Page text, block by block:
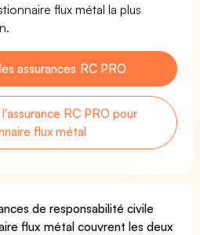
flux métal la plus
assurances RC PRO
RC PRO pour
flux métal
de responsabilité civile
flux métal couvrent les deux